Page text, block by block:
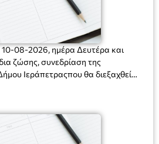
08-2026, ημέρα Δευτέρα και
ζώσης, συνεδρίαση της
Ιεράπετραςπου θα διεξαχθεί
Δημοκρατίας 31 στην αίθουσα
παρακάτω θέματα: